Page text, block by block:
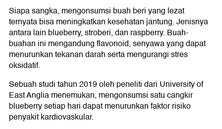
Siapa sangka, mengonsumsi buah beri yang lezat
ternyata bisa meningkatkan kesehatan jantung. Jenisnya
antara lain blueberry, stroberi, dan raspberry. Buah-
buahan ini mengandung flavonoid, senyawa yang dapat
menurunkan tekanan darah serta mengurangi stres
oksidatif.
Sebuah studi tahun 2019 oleh peneliti dari University of
East Anglia menemukan, mengonsumsi satu cangkir
blueberry setiap hari dapat menurunkan faktor risiko
penyakit kardiovaskular.